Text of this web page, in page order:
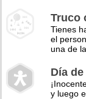
Truco
Tienes
el
una de
Día
y luego